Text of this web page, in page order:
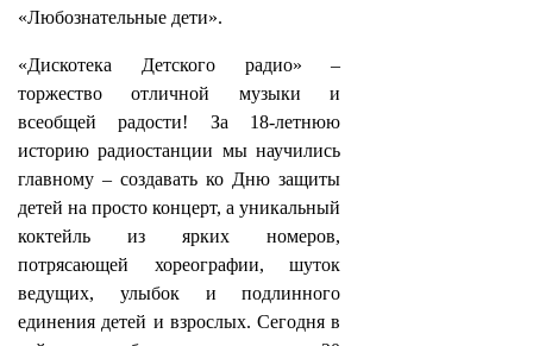
«Любознательные дети».
«Дискотека Детского радио» –
торжество отличной музыки и
всеобщей радости! За 18-летнюю
историю радиостанции мы научились
главному – создавать ко Дню защиты
детей на просто концерт, а уникальный
коктейль из ярких номеров,
потрясающей хореографии, шуток
ведущих, улыбок и подлинного
единения детей и взрослых. Сегодня в